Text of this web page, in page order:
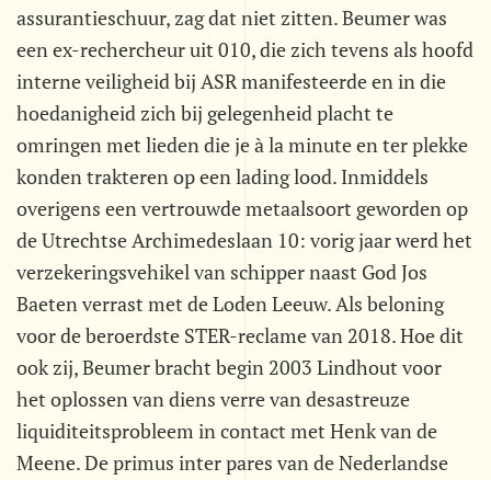
assurantieschuur, zag dat niet zitten. Beumer was
een ex-rechercheur uit 010, die zich tevens als hoofd
interne veiligheid bij ASR manifesteerde en in die
hoedanigheid zich bij gelegenheid placht te
omringen met lieden die je à la minute en ter plekke
konden trakteren op een lading lood. Inmiddels
overigens een vertrouwde metaalsoort geworden op
de Utrechtse Archimedeslaan 10: vorig jaar werd het
verzekeringsvehikel van schipper naast God Jos
Baeten verrast met de Loden Leeuw. Als beloning
voor de beroerdste STER-reclame van 2018. Hoe dit
ook zij, Beumer bracht begin 2003 Lindhout voor
het oplossen van diens verre van desastreuze
liquiditeitsprobleem in contact met Henk van de
Meene. De primus inter pares van de Nederlandse